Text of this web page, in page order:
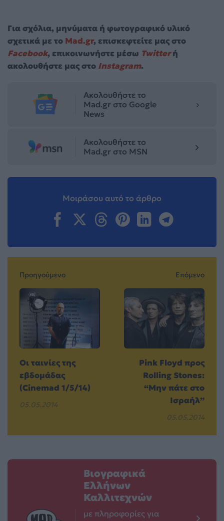
Για σχόλια, μηνύματα ή φωτογραφικό υλικό
σχετικά με το Mad.gr, επισκεφτείτε μας στο
Facebook, επικοινωνήστε μέσω Twitterή
ακολουθήστε μας στο Instagram.
Ακολουθήστε το
Mad.gr στο Google
News
Ακολουθήστε το
Mad.gr στο MSN
Μοιράσου αυτό το άρθρο
Προηγούμενο
Οι ταινίες της
εβδομάδας
(Cinemad 1/5/14)
05.05.2014
Επόμενο
Pink Floyd προς
Rolling Stones:
“Μην πάτε στο
Ισραήλ”
05.05.2014
Βιογραφικά
Ελλήνων
Καλλιτεχνών
με πληροφορίες για